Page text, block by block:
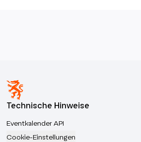
Technische Hinweise
Eventkalender API
Cookie-Einstellungen